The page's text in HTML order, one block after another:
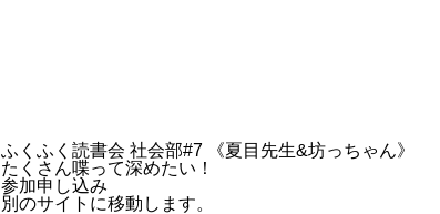
ふくふく読書会 社会部#7 《夏目先生&坊っちゃん》
たくさん喋って深めたい！
参加申し込み
別のサイトに移動します。